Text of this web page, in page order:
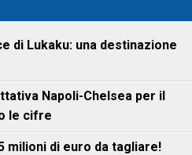
di Lukaku: una destinazione
Napoli-Chelsea per il
le cifre
milioni di euro da tagliare!